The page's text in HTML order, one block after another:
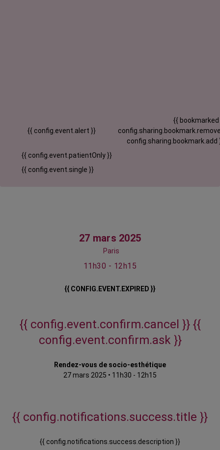
{{ config.event.alert }}
{{ bookmarked
config.sharing.bookmark.add
{{ config.event.patientOnly }}
{{ config.event.single }}
27 mars 2025
Paris
11h30 - 12h15
{{ CONFIG.EVENT.EXPIRED }}
{{ config.event.confirm.cancel }} {{
config.event.confirm.ask }}
Rendez-vous de socio-esthétique
27 mars 2025 • 11h30 - 12h15
{{ config.notifications.success.title }}
{{ config.notifications.success.description }}